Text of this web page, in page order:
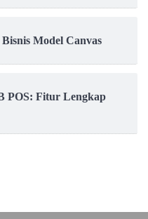
Model Canvas
POS: Fitur Lengkap